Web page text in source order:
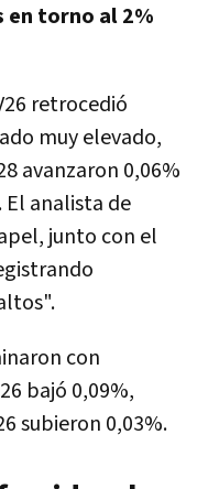
en torno al 2%
retrocedió
muy elevado,
avanzaron 0,06%
analista de
junto con el
con
bajó 0,09%,
subieron 0,03%.